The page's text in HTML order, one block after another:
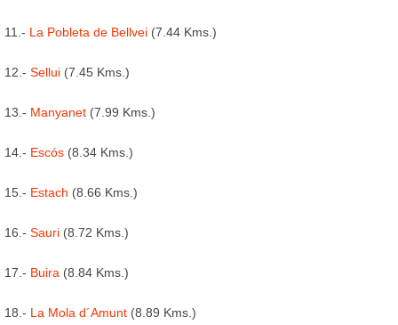
11.- La Pobleta de Bellvei (7.44 Kms.)
12.- Sellui (7.45 Kms.)
13.- Manyanet (7.99 Kms.)
14.- Escós (8.34 Kms.)
15.- Estach (8.66 Kms.)
16.- Sauri (8.72 Kms.)
17.- Buira (8.84 Kms.)
18.- La Mola d´Amunt (8.89 Kms.)